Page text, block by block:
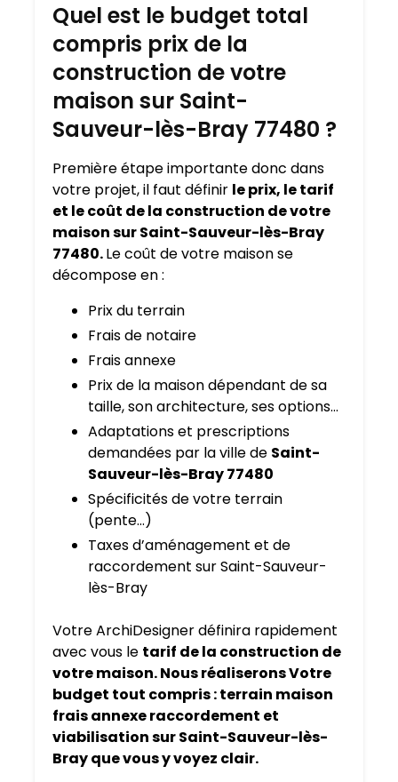
Quel est le budget total
compris prix de la
construction de votre
maison sur Saint-
Sauveur-lès-Bray 77480 ?
Première étape importante donc dans
votre projet, il faut définir le prix, le tarif
et le coût de la construction de votre
maison sur Saint-Sauveur-lès-Bray
77480.Le coût de votre maison se
décompose en :
Prix du terrain
Frais de notaire
Frais annexe
Prix de la maison dépendant de sa
taille, son architecture, ses options…
Adaptations et prescriptions
demandées par la ville de Saint-
Sauveur-lès-Bray 77480
Spécificités de votre terrain
(pente…)
Taxes d’aménagement et de
raccordement sur Saint-Sauveur-
lès-Bray
Votre ArchiDesigner définira rapidement
avec vous le tarif de la construction de
votre maison. Nous réaliserons Votre
budget tout compris : terrain maison
frais annexe raccordement et
viabilisation sur Saint-Sauveur-lès-
Bray que vous y voyez clair.